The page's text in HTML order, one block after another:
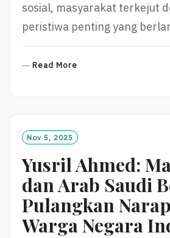
sosial, masyarakat terkejut
peristiwa penting yang
Read More
O
E
Nov 5, 2025
Yusril Ahmed:
dan Arab Saudi
Pulangkan
Warga Negara